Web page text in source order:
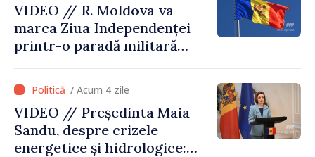
VIDEO // R. Moldova va
marca Ziua Independenței
printr-o paradă militară
„Evenimentul reflectă
eforturile pentru
consolidarea capacităților
de apărare”
/ Acum 4 zile
VIDEO // Președinta Maia
Sandu, despre crizele
energetice și hidrologice: